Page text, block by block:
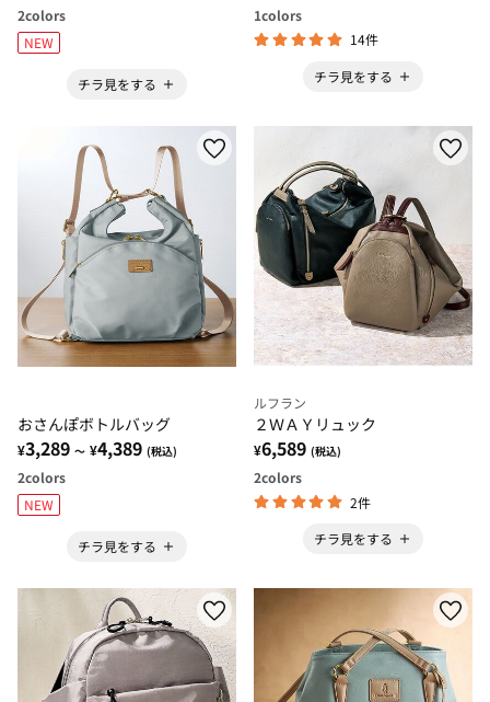
2colors
NEW
チラ見をする
1colors
14件
チラ見をする
おさんぽボトルバッグ
¥3,289 ～ ¥4,389 (税込)
2colors
NEW
チラ見をする
ルフラン
２ＷＡＹリュック
¥6,589 (税込)
2colors
2件
チラ見をする